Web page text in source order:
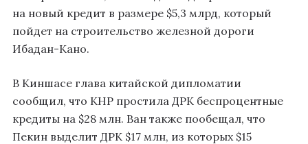
на новый кредит в размере $5,3 млрд, который
пойдет на строительство железной дороги
Ибадан-Кано.
В Киншасе глава китайской дипломатии
сообщил, что КНР простила ДРК беспроцентные
кредиты на $28 млн. Ван также пообещал, что
Пекин выделит ДРК $17 млн, из которых $15